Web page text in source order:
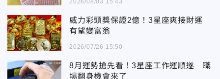
威力彩頭獎保證2億！3星座爽接財運
有望變富翁
2026/07/26 15:50
8月運勢搶先看！3星座工作運順遂 職
場翻身機會來了